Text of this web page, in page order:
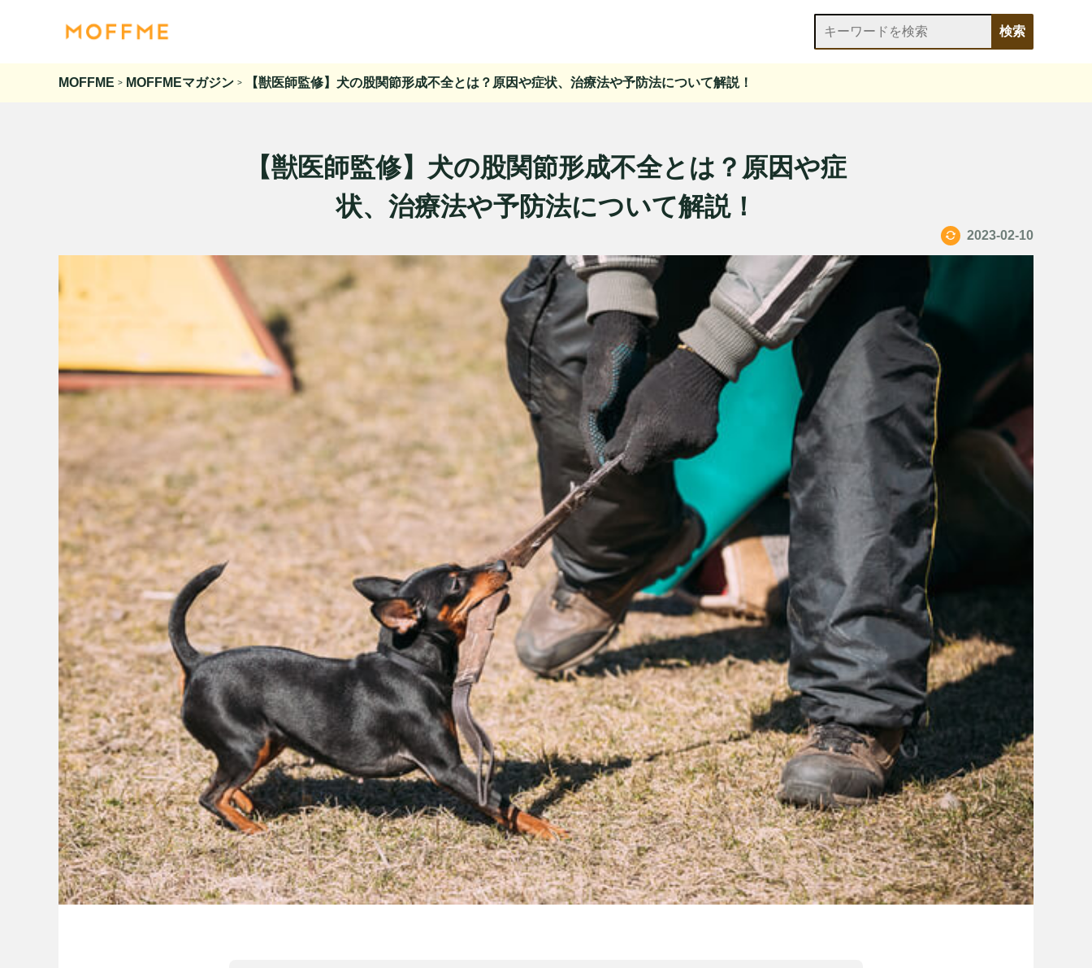
MOFFME > MOFFMEマガジン > 【獣医師監修】犬の股関節形成不全とは？原因や症状、治療法や予防法について解説！
【獣医師監修】犬の股関節形成不全とは？原因や症
状、治療法や予防法について解説！
2023-02-10